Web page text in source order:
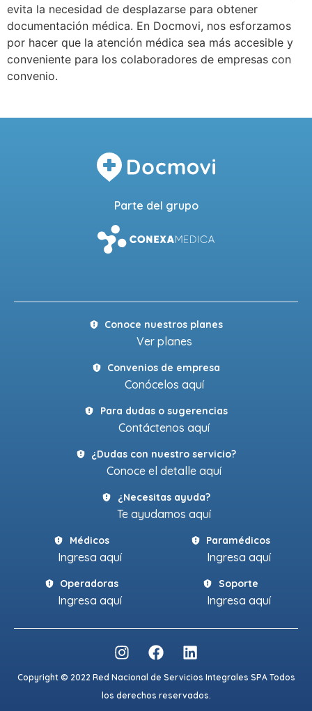
evita la necesidad de desplazarse para obtener
documentación médica. En Docmovi, nos esforzamos
por hacer que la atención médica sea más accesible y
conveniente para los colaboradores de empresas con
convenio.
Parte del grupo
Conoce nuestros planes
Ver planes
Convenios de empresa
Conócelos aquí
Para dudas o sugerencias
Contáctenos aquí
¿Dudas con nuestro servicio?
Conoce el detalle aquí
¿Necesitas ayuda?
Te ayudamos aquí
Médicos
Ingresa aquí
Paramédicos
Ingresa aquí
Operadoras
Ingresa aquí
Soporte
Ingresa aquí
Copyright © 2022 Red Nacional de Servicios Integrales SPA Todos
los derechos reservados.